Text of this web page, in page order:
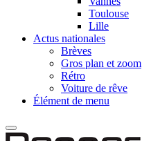
Toulouse
Lille
Actus nationales
Brèves
Gros plan et zoom
Rétro
Voiture de rêve
Élément de menu